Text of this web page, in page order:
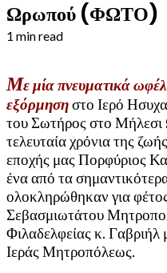
Ωρωπού (ΦΩΤΟ)
1 min read
Με μία πνευματικά
εξόρμησηστο Ιερό
του Σωτήρος στο Μήλεσι
τελευταία χρόνια της
εποχής μας Πορφύριος
ένα από τα
ολοκληρώθηκαν για
Σεβασμιωτάτου
Φιλαδελφείας κ. Γαβριήλ
Ιεράς Μητροπόλεως.